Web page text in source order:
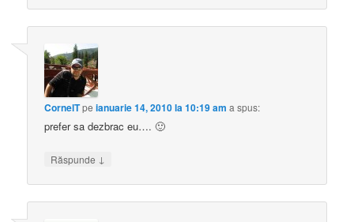
CornelTpeianuarie 14, 2010 la 10:19 am a spus:
prefer sa dezbrac eu…. 🙂
Răspunde ↓